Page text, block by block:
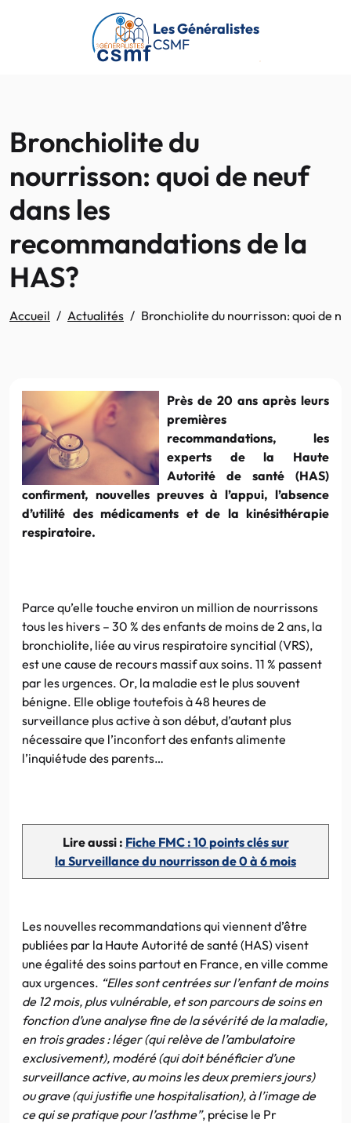
Passer au contenu principal
Les Généralistes
CSMF
Bronchiolite du
nourrisson: quoi de neuf
dans les
recommandations de la
HAS?
Accueil Actualités Bronchiolite du nourrisson: quoi de
Près de 20 ans après leurs
premières
recommandations, les
experts de la Haute
Autorité de santé (HAS)
confirment, nouvelles preuves à l’appui, l’absence
d’utilité des médicaments et de la kinésithérapie
respiratoire.
Parce qu’elle touche environ un million de nourrissons
tous les hivers – 30 % des enfants de moins de 2 ans, la
bronchiolite, liée au virus respiratoire syncitial (VRS),
est une cause de recours massif aux soins. 11 % passent
par les urgences. Or, la maladie est le plus souvent
bénigne. Elle oblige toutefois à 48 heures de
surveillance plus active à son début, d’autant plus
nécessaire que l’inconfort des enfants alimente
l’inquiétude des parents…
Lire aussi : Fiche FMC : 10 points clés sur
la Surveillance du nourrisson de 0 à 6 mois
Les nouvelles recommandations qui viennent d’être
publiées par la Haute Autorité de santé (HAS) visent
une égalité des soins partout en France, en ville comme
aux urgences. “Elles sont centrées sur l’enfant de moins
de 12 mois, plus vulnérable, et son parcours de soins en
fonction d’une analyse fine de la sévérité de la maladie,
en trois grades : léger (qui relève de l’ambulatoire
exclusivement), modéré (qui doit bénéficier d’une
surveillance active, au moins les deux premiers jours)
ou grave (qui justifie une hospitalisation), à l’image de
ce qui se pratique pour l’asthme”, précise le Pr